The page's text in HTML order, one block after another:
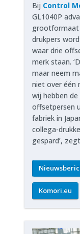
Bij Control
GL1040P
grootformaat
drukpers
waar drie
merk staan.
maar neem
niet over één
wij hebben
offsetpersen
fabriek in
collega-
gespard’,
Komori.eu